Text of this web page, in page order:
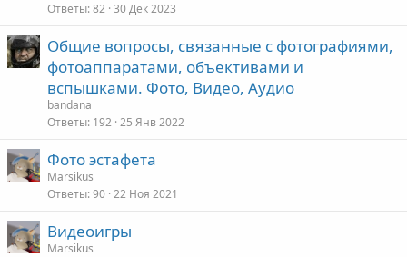
Ответы 82 30 Дек 2023
Общие вопросы, связанные с фотографиями,
фотоаппаратами, объективами и
вспышками. Фото, Видео, Аудио
bandana
Ответы 192 25 Янв 2022
Фото эстафета
Marsikus
Ответы 90 22 Ноя 2021
Видеоигры
Marsikus